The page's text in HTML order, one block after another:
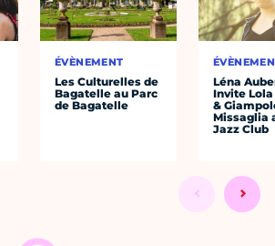
ÉVÈNEMENT
Les Culturelles de
Bagatelle au Parc
de Bagatelle
Léna
Invite Lola
&
Missaglia
Jazz Club